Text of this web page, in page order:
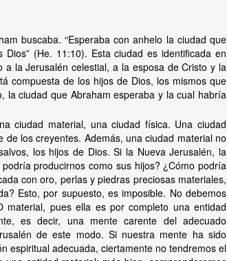
buscaba. “Esperaba con anhelo la ciudad que
(He. 11:10). Esta ciudad es identificada en
la Jerusalén celestial, a la esposa de Cristo y la
compuesta de los hijos de Dios, los mismos que
la ciudad que Abraham esperaba y la cual habría
ciudad material, una ciudad física. Una ciudad
los creyentes. Además, una ciudad material no
los hijos de Dios. Si la Nueva Jerusalén, la
producirnos como sus hijos? ¿Cómo podría
con oro, perlas y piedras preciosas materiales,
Esto, por supuesto, es imposible. No debemos
pues ella es por completo una entidad
es decir, una mente carente del adecuado
de este modo. Si nuestra mente ha sido
espiritual adecuada, ciertamente no tendremos el